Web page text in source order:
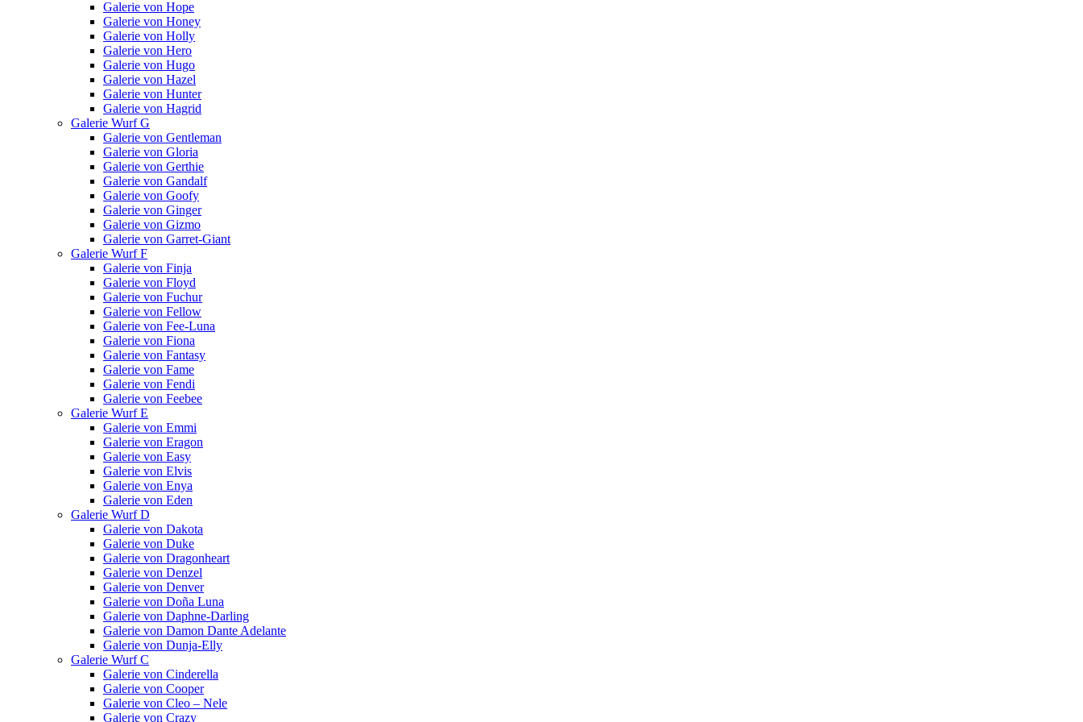
Galerie von Hope
Galerie von Honey
Galerie von Holly
Galerie von Hero
Galerie von Hugo
Galerie von Hazel
Galerie von Hunter
Galerie von Hagrid
Galerie Wurf G
Galerie von Gentleman
Galerie von Gloria
Galerie von Gerthie
Galerie von Gandalf
Galerie von Goofy
Galerie von Ginger
Galerie von Gizmo
Galerie von Garret-Giant
Galerie Wurf F
Galerie von Finja
Galerie von Floyd
Galerie von Fuchur
Galerie von Fellow
Galerie von Fee-Luna
Galerie von Fiona
Galerie von Fantasy
Galerie von Fame
Galerie von Fendi
Galerie von Feebee
Galerie Wurf E
Galerie von Emmi
Galerie von Eragon
Galerie von Easy
Galerie von Elvis
Galerie von Enya
Galerie von Eden
Galerie Wurf D
Galerie von Dakota
Galerie von Duke
Galerie von Dragonheart
Galerie von Denzel
Galerie von Denver
Galerie von Doña Luna
Galerie von Daphne-Darling
Galerie von Damon Dante Adelante
Galerie von Dunja-Elly
Galerie Wurf C
Galerie von Cinderella
Galerie von Cooper
Galerie von Cleo – Nele
Galerie von Crazy